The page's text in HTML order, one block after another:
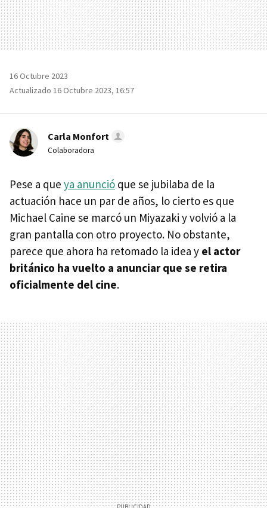
16 Octubre 2023
Actualizado 16 Octubre 2023, 16:57
Carla Monfort
Colaboradora
Pese a que ya anunció que se jubilaba de la
actuación hace un par de años, lo cierto es que
Michael Caine se marcó un Miyazaki y volvió a la
gran pantalla con otro proyecto. No obstante,
parece que ahora ha retomado la idea y el actor
británico ha vuelto a anunciar que se retira
oficialmente del cine.